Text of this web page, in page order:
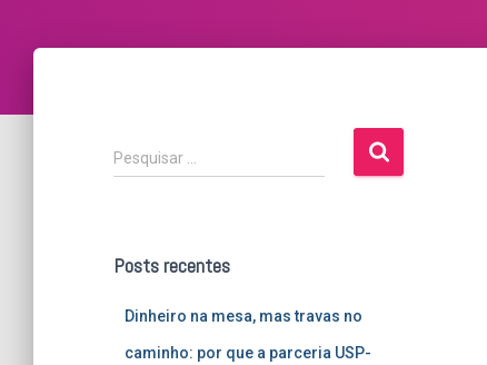
P
e
i
Pesquisar …
Posts recentes
Dinheiro na mesa, mas travas no
caminho: por que a parceria USP-